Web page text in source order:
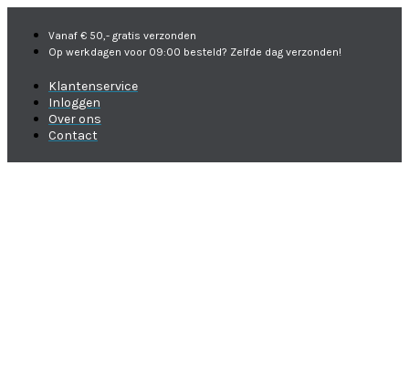
Vanaf € 50,- gratis verzonden
Op werkdagen voor 09:00 besteld? Zelfde dag verzonden!
Klantenservice
Inloggen
Over ons
Contact